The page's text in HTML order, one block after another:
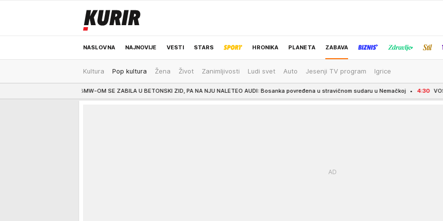
NASLOVNA NAJNOVIJE VESTI STARS HRONIKA PLANETA ZABAVA
ODRŽIVA BUDUĆNOST REGION NEWS IZBOR UREDNIKA
Kultura Pop kultura Žena Život Zanimljivosti Ludi svet Auto Jesenji TV program Igrice
BMW-OM SE ZABILA U BETONSKI ZID, PA NA NJU NALETEO AUDI: Bosanka povređena u stravičnom sudaru u Nemačkoj 4:30 VOŠA VRATILA SVOG